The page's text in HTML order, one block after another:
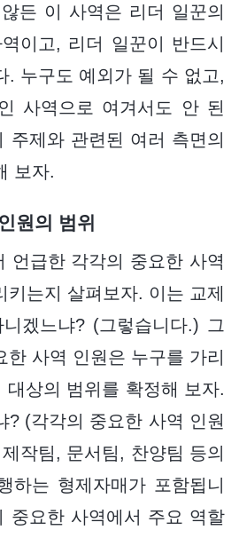
든 이 사역은 리더 일꾼의
이고, 리더 일꾼이 반드시
. 누구도 예외가 될 수 없고,
사역으로 여겨서도 안 된
주제와 관련된 여러 측면의
보자.
원의 범위
언급한 각각의 중요한 사역
키는지 살펴보자. 이는 교제
겠느냐? (그렇습니다.) 그
한 사역 인원은 누구를 가리
대상의 범위를 확정해 보자.
? (각각의 중요한 사역 인원
작팀, 문서팀, 찬양팀 등의
하는 형제자매가 포함됩니
중요한 사역에서 주요 역할